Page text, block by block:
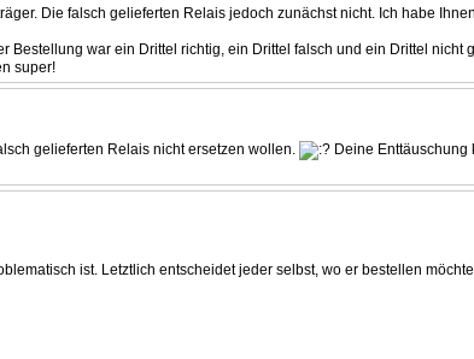
Die falsch gelieferten Relais jedoch zunächst nicht. Ich habe
war ein Drittel richtig, ein Drittel falsch und ein Drittel nicht
super!
gelieferten Relais nicht ersetzen wollen.
Deine
ist. Letztlich entscheidet jeder selbst, wo er bestellen